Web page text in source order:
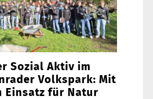
Sozial Aktiv im
Volkspark: Mit
Einsatz für Natur